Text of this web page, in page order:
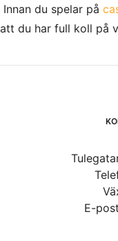
Innan du spelar på
att du har full koll på
E-